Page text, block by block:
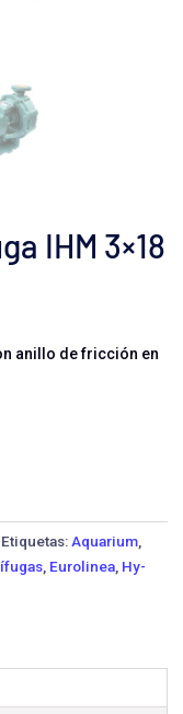
IHM 3×18
anillo de fricción en
Etiquetas: Aquarium
Eurolinea Hy-